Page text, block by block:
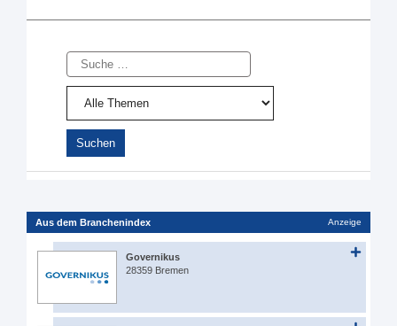
Suche
Aus dem Branchenindex Anzeige
Governikus
28359 Bremen